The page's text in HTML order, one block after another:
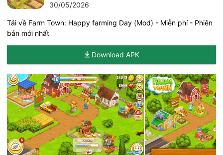
30/05/2026
Tải về Farm Town: Happy farming Day (Mod) - Miễn phí - Phiên
bản mới nhất
Download APK